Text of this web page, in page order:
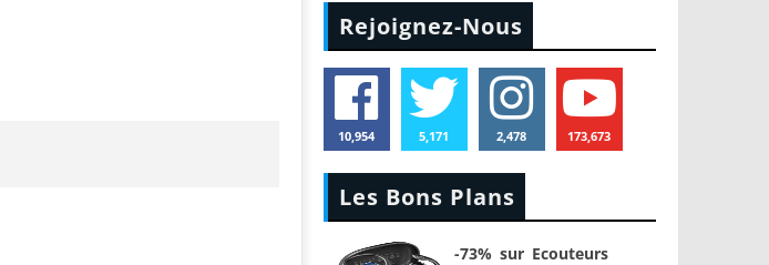
Rejoignez-Nous
10,954 5,171 2,478 173,673
Les Bons Plans
-73% sur Ecouteurs